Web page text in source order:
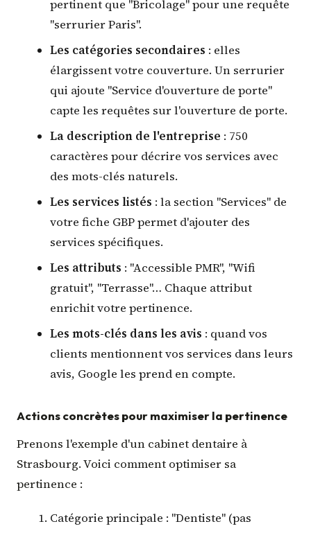
pertinent que "Bricolage" pour une requête
"serrurier Paris".
Les catégories secondaires : elles
élargissent votre couverture. Un serrurier
qui ajoute "Service d'ouverture de porte"
capte les requêtes sur l'ouverture de porte.
La description de l'entreprise : 750
caractères pour décrire vos services avec
des mots-clés naturels.
Les services listés : la section "Services" de
votre fiche GBP permet d'ajouter des
services spécifiques.
Les attributs : "Accessible PMR", "Wifi
gratuit", "Terrasse"… Chaque attribut
enrichit votre pertinence.
Les mots-clés dans les avis : quand vos
clients mentionnent vos services dans leurs
avis, Google les prend en compte.
Actions concrètes pour maximiser la pertinence
Prenons l'exemple d'un cabinet dentaire à
Strasbourg. Voici comment optimiser sa
pertinence :
Catégorie principale : "Dentiste" (pas